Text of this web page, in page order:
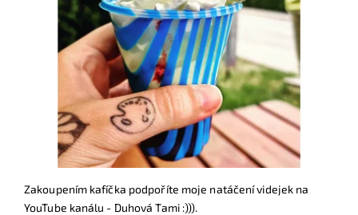
Zakoupením kafíčka podpoříte moje natáčení videjek na
YouTube kanálu - Duhová Tami :))).